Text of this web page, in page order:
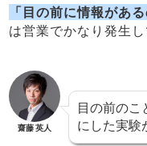
「目の前に情報があ
は営業でかなり発生し
齋藤 英人
目の前のこ
にした実験